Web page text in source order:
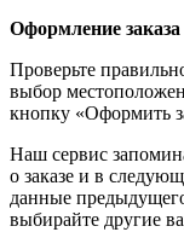
Оформление заказа
Проверьте
выбор
кнопку «Оформить
Наш сервис
о заказе и в
данные
выбирайте другие